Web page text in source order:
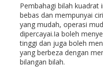
Pembahagi bilah kuadrat
bebas dan mempunyai
yang mudah, operasi
dipercayai.Ia boleh
tinggi dan juga boleh
yang berbeza dengan
bilangan bilah.